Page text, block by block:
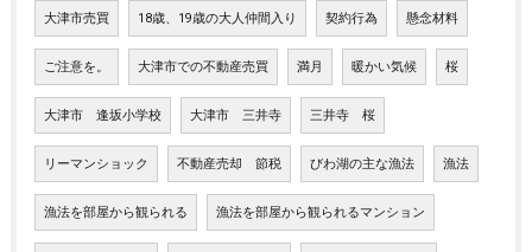
大津市売買 18歳、19歳の大人仲間入り 契約行為 懸念材料
ご注意を。 大津市での不動産売買 満月 暖かい気候 桜
大津市 逢坂小学校 大津市 三井寺 三井寺 桜
リーマンショック 不動産売却 節税 びわ湖の主な漁法 漁法
漁法を部屋から観られる 漁法を部屋から観られるマンション